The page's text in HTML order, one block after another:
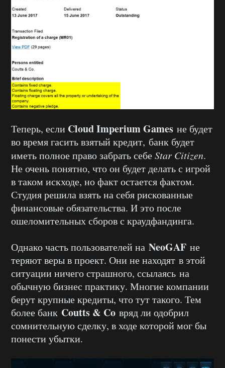
Теперь, если Cloud Imperium Games не будет
во время гасить взятый кредит, банк будет
иметь полное право забрать себеStar Citizen.
Не очень понятно, что он будет делать с игрой
в таком искходе, но факт остается фактом.
Студия решила взять на себя рискованные
финансовые обязательства. И это после
ошеломительных сборов с краудфандинга.
Однако часть пользователей на NeoGAF не
теряют веры в проект. Они не находят в этой
ситуации ничего страшного, ссылаясь на
обычную бизнес практику. Многие компании
беруткрупныекредиты, что тут такого. Тем
более банк Coutts & Co вряд ли одобрил
сомнительную сделку, в ходе которой мог бы
понести убытки.